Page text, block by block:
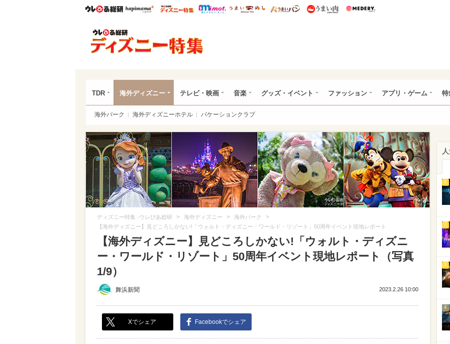
ウレぴあ総研ハピママ* ウレぴあ総研 ディズニー特集
mimot. うまいめし うまいパン うまい肉
TDR 海外ディズニー テレビ・映画 音楽 グッズ・イベント ファッション アプリ・ゲーム 特
海外パーク 海外ディズニーホテル バケーションクラブ
ディズニー特集 -ウレぴあ総研 > 海外ディズニー > 海外パーク >
【海外ディズニー】見どころしかない!「ウォルト・ディズニー・ワールド・リゾート」50周年イベント現地レポート
【海外ディズニー】見どころしかない!「ウォルト・ディズニ
ー・ワールド・リゾート」50周年イベント現地レポート（写真
1/9）
舞浜新聞 2023.2.26 10:00
Xでシェア Facebookでシェア
1
2
3
4